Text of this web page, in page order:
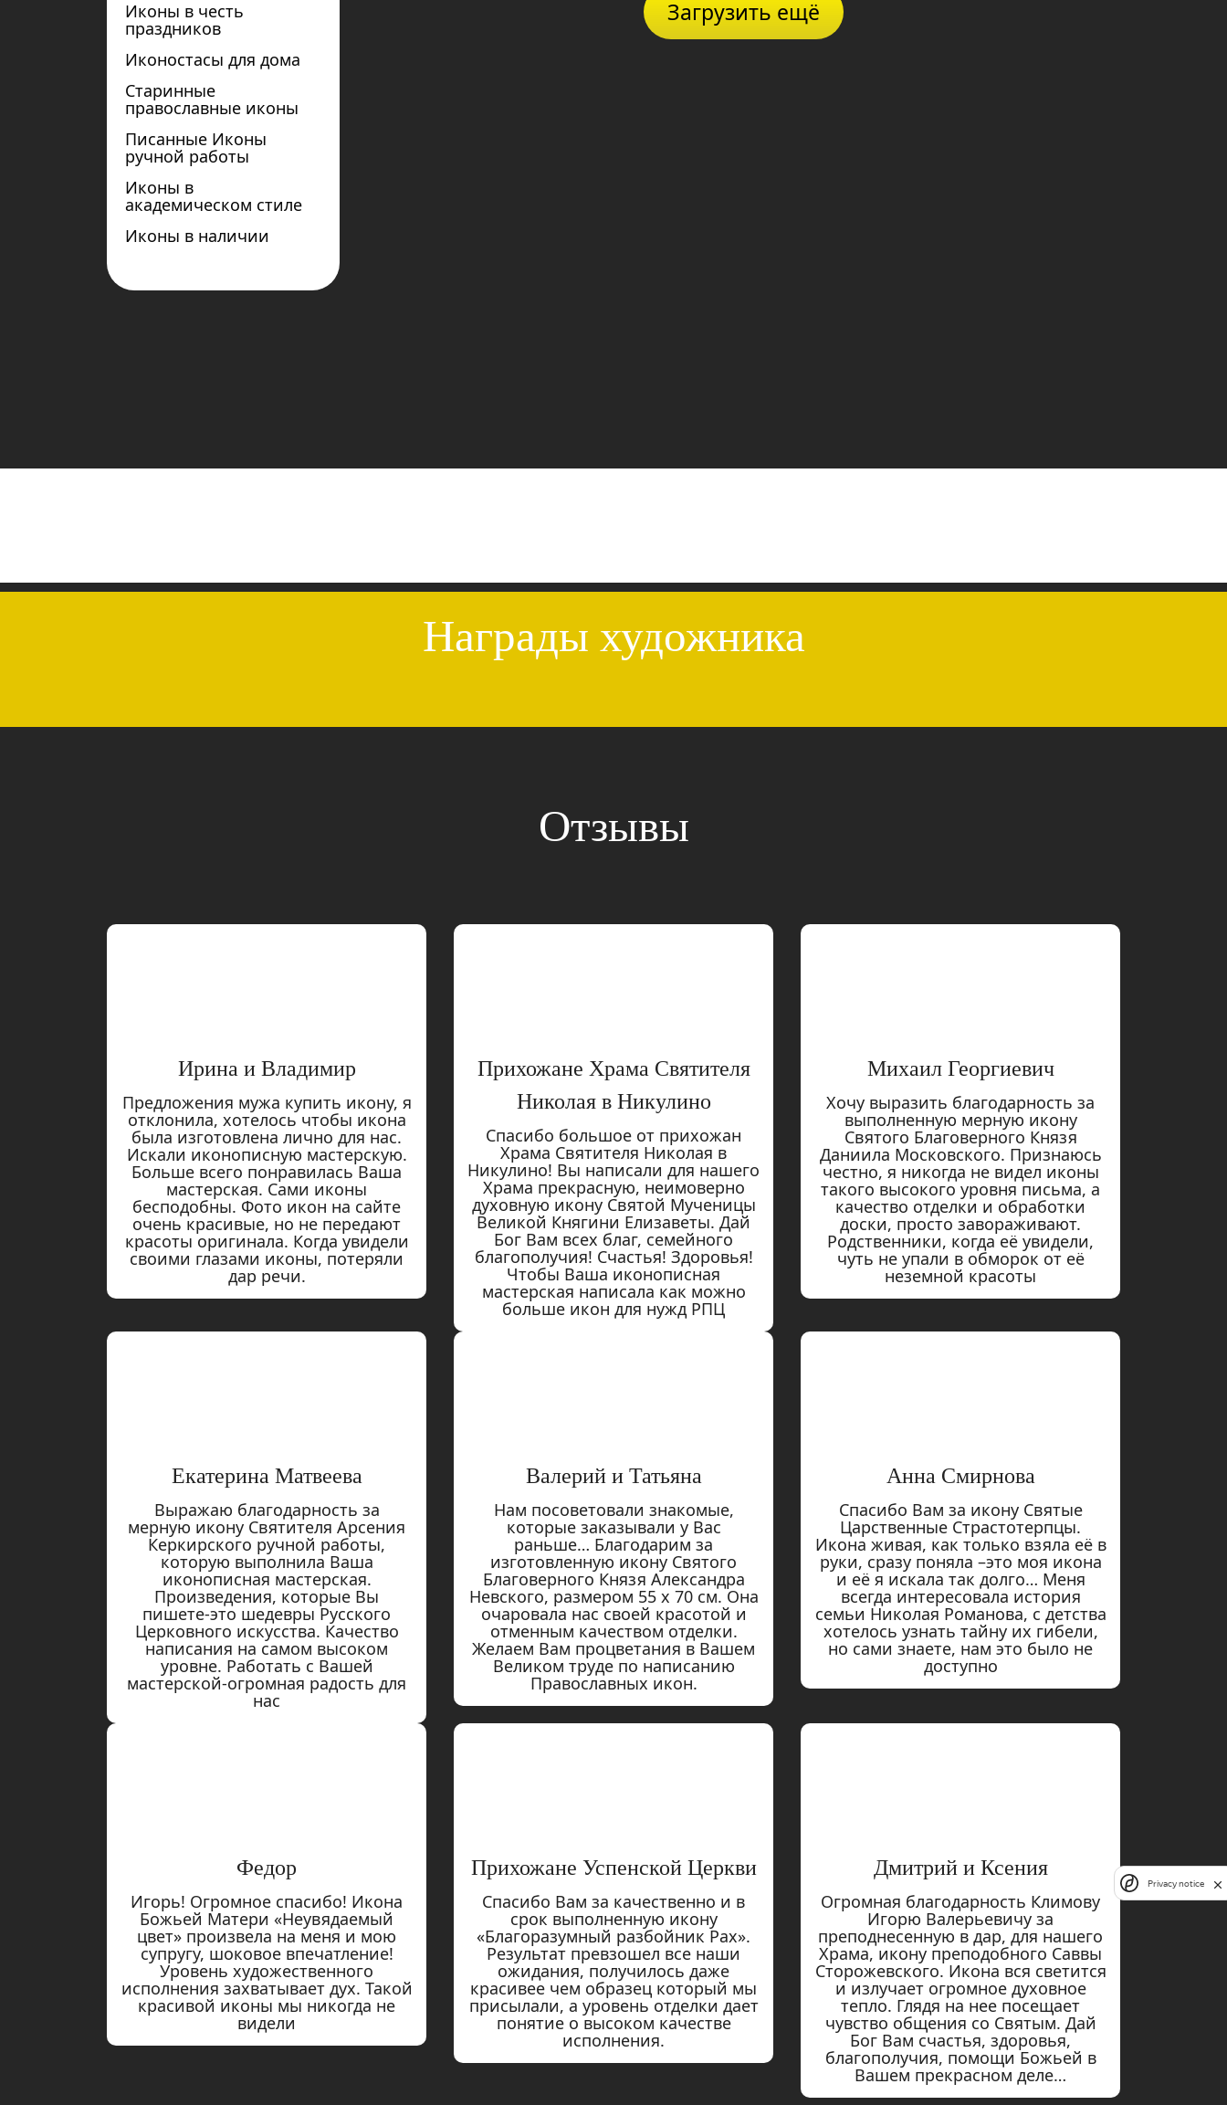
Иконы в честь
праздников
Иконостасы для дома
Старинные
православные иконы
Писанные Иконы
ручной работы
Иконы в
академическом стиле
Иконы в наличии
Загрузить ещё
Награды художника
Отзывы
Ирина и Владимир
Предложения мужа купить икону, я
отклонила, хотелось чтобы икона
была изготовлена лично для нас.
Искали иконописную мастерскую.
Больше всего понравилась Ваша
мастерская. Сами иконы
бесподобны. Фото икон на сайте
очень красивые, но не передают
красоты оригинала. Когда увидели
своими глазами иконы, потеряли
дар речи.
Прихожане Храма Святителя
Николая в Никулино
Спасибо большое от прихожан
Храма Святителя Николая в
Никулино! Вы написали для нашего
Храма прекрасную, неимоверно
духовную икону Святой Мученицы
Великой Княгини Елизаветы. Дай
Бог Вам всех благ, семейного
благополучия! Счастья! Здоровья!
Чтобы Ваша иконописная
мастерская написала как можно
больше икон для нужд РПЦ
Михаил Георгиевич
Хочу выразить благодарность за
выполненную мерную икону
Святого Благоверного Князя
Даниила Московского. Признаюсь
честно, я никогда не видел иконы
такого высокого уровня письма, а
качество отделки и обработки
доски, просто завораживают.
Родственники, когда её увидели,
чуть не упали в обморок от её
неземной красоты
Екатерина Матвеева
Выражаю благодарность за
мерную икону Святителя Арсения
Керкирского ручной работы,
которую выполнила Ваша
иконописная мастерская.
Произведения, которые Вы
пишете-это шедевры Русского
Церковного искусства. Качество
написания на самом высоком
уровне. Работать с Вашей
мастерской-огромная радость для
нас
Валерий и Татьяна
Нам посоветовали знакомые,
которые заказывали у Вас
раньше… Благодарим за
изготовленную икону Святого
Благоверного Князя Александра
Невского, размером 55 х 70 см. Она
очаровала нас своей красотой и
отменным качеством отделки.
Желаем Вам процветания в Вашем
Великом труде по написанию
Православных икон.
Анна Смирнова
Спасибо Вам за икону Святые
Царственные Страстотерпцы.
Икона живая, как только взяла её в
руки, сразу поняла –это моя икона
и её я искала так долго… Меня
всегда интересовала история
семьи Николая Романова, с детства
хотелось узнать тайну их гибели,
но сами знаете, нам это было не
доступно
Федор
Игорь! Огромное спасибо! Икона
Божьей Матери «Неувядаемый
цвет» произвела на меня и мою
супругу, шоковое впечатление!
Уровень художественного
исполнения захватывает дух. Такой
красивой иконы мы никогда не
видели
Прихожане Успенской Церкви
Спасибо Вам за качественно и в
срок выполненную икону
«Благоразумный разбойник Рах».
Результат превзошел все наши
ожидания, получилось даже
красивее чем образец который мы
присылали, а уровень отделки дает
понятие о высоком качестве
исполнения.
Дмитрий и Ксения
Огромная благодарность Климову
Игорю Валерьевичу за
преподнесенную в дар, для нашего
Храма, икону преподобного Саввы
Сторожевского. Икона вся светится
и излучает огромное духовное
тепло. Глядя на нее посещает
чувство общения со Святым. Дай
Бог Вам счастья, здоровья,
благополучия, помощи Божьей в
Вашем прекрасном деле…
Privacy notice